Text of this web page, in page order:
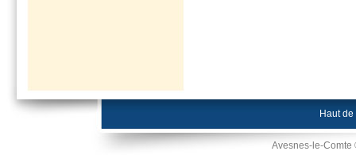
Haut
Avesnes-le-